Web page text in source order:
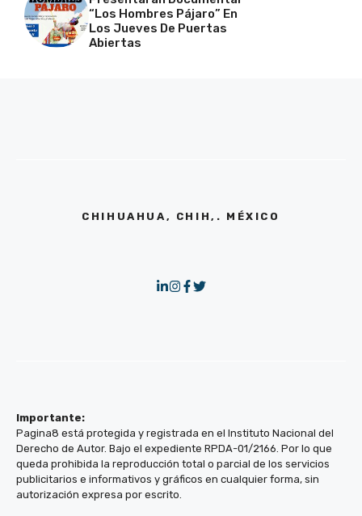
“Los Hombres Pájaro” En
Los Jueves De Puertas
Abiertas
CHIHUAHUA, CHIH,. MÉXICO
Importante:
Pagina8 está protegida y registrada en el Instituto Nacional del
Derecho de Autor. Bajo el expediente RPDA-01/2166. Por lo que
queda prohibida la reproducción total o parcial de los servicios
publicitarios e informativos y gráficos en cualquier forma, sin
autorización expresa por escrito.